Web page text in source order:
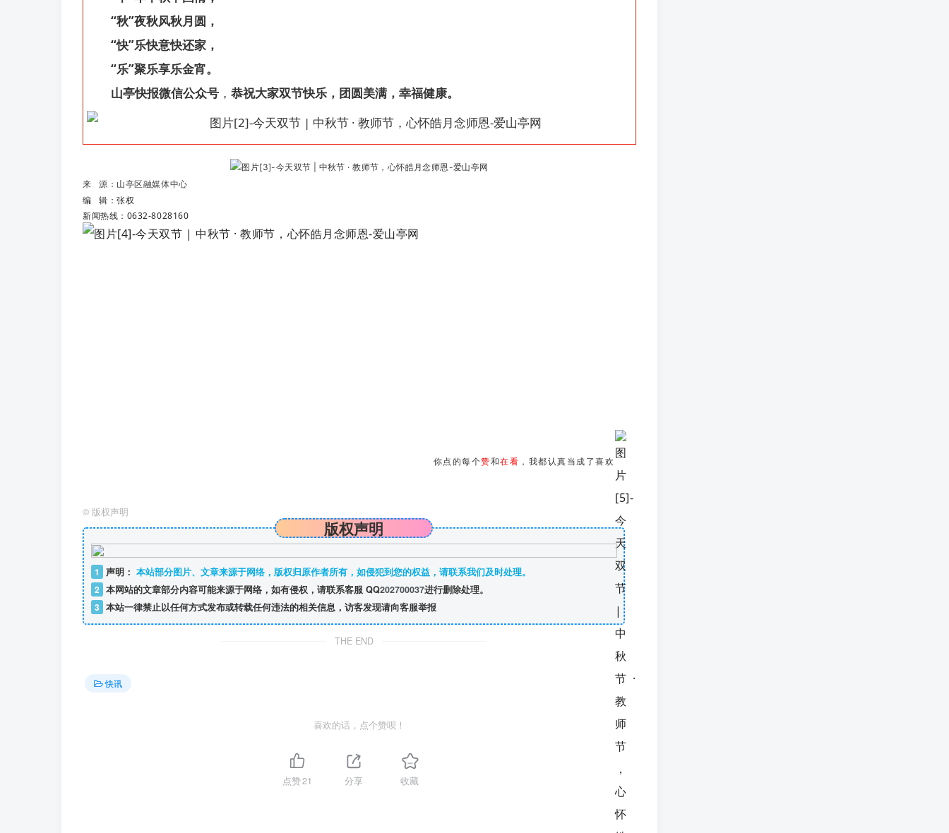
“秋”夜秋风秋月圆，
“快”乐快意快还家，
“乐”聚乐享乐金宵。
山亭快报微信公众号 ， 恭祝大家双节快乐，团圆美满，幸福健康。
来 源：山亭区融媒体中心
编 辑：张权
新闻热线：0632-8028160
你点的每个赞和在看 ，我都认真当成了喜欢
© 版权声明
版权声明
1 声明： 本站部分图片、文章来源于网络，版权归原作者所有，如侵犯到您的权益，请联系我们及时处理。
2 本网站的文章部分内容可能来源于网络，如有侵权，请联系客服 QQ202700037进行删除处理。
3 本站一律禁止以任何方式发布或转载任何违法的相关信息，访客发现请向客服举报
THE END
快讯
喜欢的话，点个赞呗！
点赞21 分享 收藏